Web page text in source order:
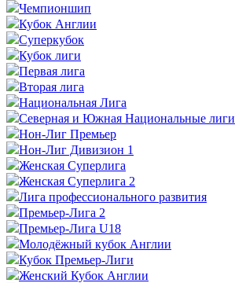
Чемпионшип
Кубок Англии
Суперкубок
Кубок лиги
Первая лига
Вторая лига
Национальная Лига
Северная и Южная Национальные лиги
Нон-Лиг Премьер
Нон-Лиг Дивизион 1
Женская Суперлига
Женская Суперлига 2
Лига профессионального развития
Премьер-Лига 2
Премьер-Лига U18
Молодёжный кубок Англии
Кубок Премьер-Лиги
Женский Кубок Англии